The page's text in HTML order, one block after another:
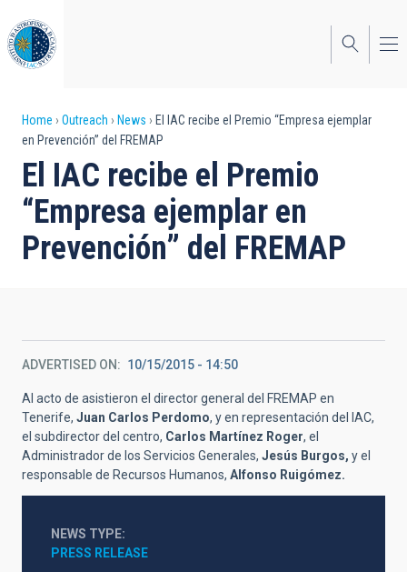
to
main
content
Breadcrumb
Home Outreach News
El IAC recibe el Premio “Empresa ejemplar
en Prevención” del FREMAP
El IAC recibe el Premio
“Empresa ejemplar en
Prevención” del FREMAP
ADVERTISED ON 10/15/2015 - 14:50
Al acto de asistieron el director general del FREMAP en
Tenerife, Juan Carlos Perdomo, y en representación del IAC,
el subdirector del centro, Carlos Martínez Roger, el
Administrador de los Servicios Generales, Jesús Burgos, y el
responsable de Recursos Humanos, Alfonso Ruigómez.
NEWS TYPE
PRESS RELEASE